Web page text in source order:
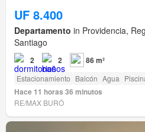
UF 8.400
Departamento in Providencia,
Santiago
2 2 86 m²
Estacionamiento Balcón Agua
Hace 11 horas 36 minutos
RE/MAX BURÓ